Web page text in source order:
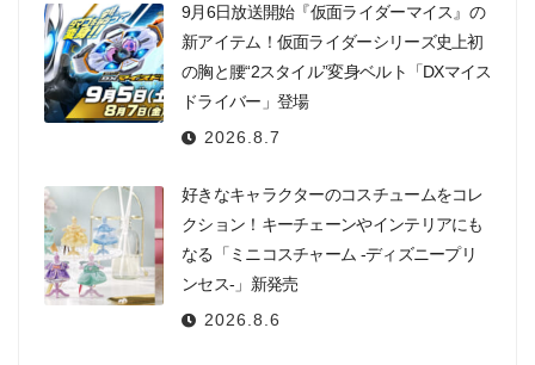
9月6日放送開始『仮面ライダーマイス』の
新アイテム！仮面ライダーシリーズ史上初
の胸と腰“2スタイル”変身ベルト「DXマイス
ドライバー」登場
2026.8.7
好きなキャラクターのコスチュームをコレ
クション！キーチェーンやインテリアにも
なる「ミニコスチャーム -ディズニープリ
ンセス-」新発売
2026.8.6